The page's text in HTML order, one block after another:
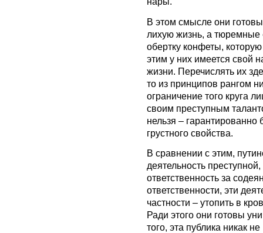
В этом смысле они
лихую жизнь, а тюремные
обертку конфеты,
этим у них имеется свой
жизни. Перечислять их
то из принципов рангом
ограничение того круга
своим преступным
нельзя – гарантированно
грустного свойства.
В сравнении с этим,
деятельность
ответственность за
ответственности, эти
частности – утопить в
Ради этого они готовы
того, эта публика никак